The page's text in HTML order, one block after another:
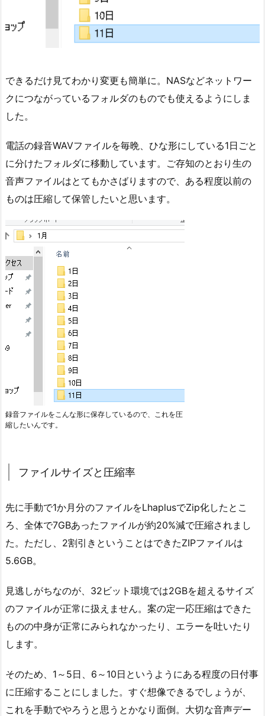
できるだけ見てわかり変更も簡単に。NASなどネットワー
クにつながっているフォルダのものでも使えるようにしま
した。
電話の録音WAVファイルを毎晩、ひな形にしている1日ごと
に分けたフォルダに移動しています。ご存知のとおり生の
音声ファイルはとてもかさばりますので、ある程度以前の
ものは圧縮して保管したいと思います。
録音ファイルをこんな形に保存しているので、これを圧
縮したいんです。
ファイルサイズと圧縮率
先に手動で1か月分のファイルをLhaplusでZip化したとこ
ろ、全体で7GBあったファイルが約20%減で圧縮されまし
た。ただし、2割引きということはできたZIPファイルは
5.6GB。
見逃しがちなのが、32ビット環境では2GBを超えるサイズ
のファイルが正常に扱えません。案の定一応圧縮はできた
ものの中身が正常にみられなかったり、エラーを吐いたり
します。
そのため、1～5日、6～10日というようにある程度の日付事
に圧縮することにしました。すぐ想像できるでしょうが、
これを手動でやろうと思うとかなり面倒。大切な音声デー